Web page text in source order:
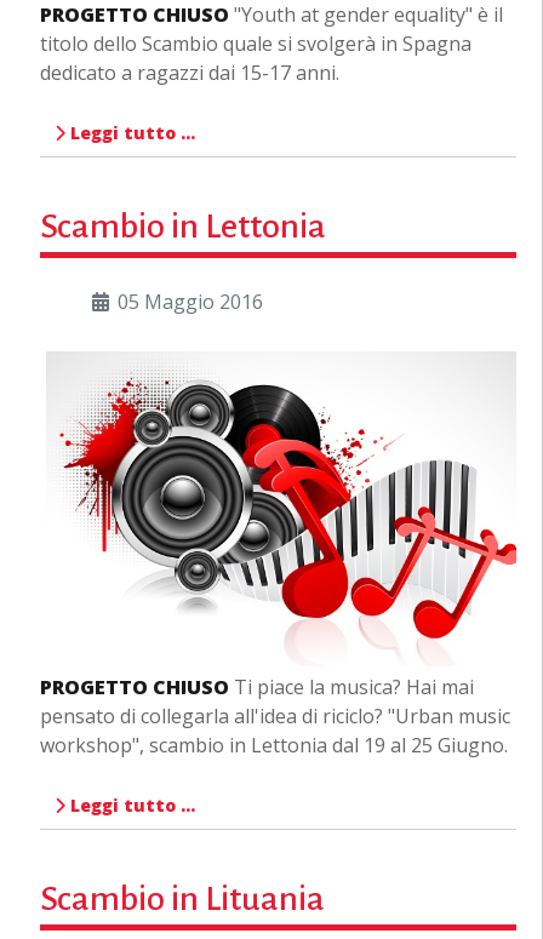
PROGETTO CHIUSO "Youth at gender equality" è il
titolo dello Scambio quale si svolgerà in Spagna
dedicato a ragazzi dai 15-17 anni.
Leggi tutto …
Scambio in Lettonia
05 Maggio 2016
PROGETTO CHIUSO Ti piace la musica? Hai mai
pensato di collegarla all'idea di riciclo? "Urban music
workshop", scambio in Lettonia dal 19 al 25 Giugno.
Leggi tutto …
Scambio in Lituania